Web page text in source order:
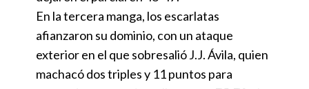
En la tercera manga, los escarlatas
afianzaron su dominio, con un ataque
exterior en el que sobresalió J.J. Ávila, quien
machacó dos triples y 11 puntos para